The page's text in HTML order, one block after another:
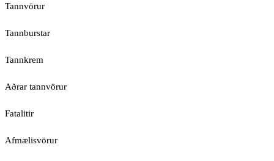
Tannvörur
Tannburstar
Tannkrem
Aðrar tannvörur
Fatalitir
Afmælisvörur